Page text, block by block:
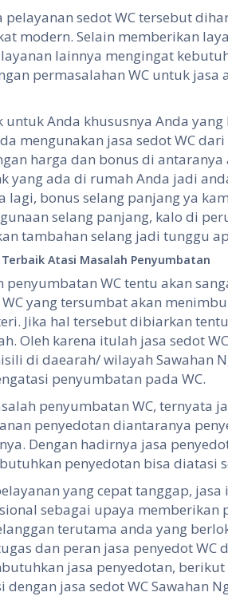
pelayanan sedot WC tersebut
modern. Selain memberikan
lainnya mengingat
permasalahan WC untuk jasa
untuk Anda khususnya Anda
mengunakan jasa sedot WC
harga dan bonus di
yang ada di rumah Anda jadi
lagi, bonus selang panjang ya
selang panjang, kalo di
tambahan selang jadi tunggu
Terbaik Atasi Masalah Penyumbatan
WC tentu akan
yang tersumbat akan
Jika hal tersebut dibiarkan
Oleh karena itulah jasa sedot
di daearah/ wilayah Sawahan
penyumbatan pada WC.
penyumbatan WC, ternyata
penyedotan diantaranya
Dengan hadirnya jasa
penyedotan bisa diatasi
yang cepat tanggap,
sebagai upaya memberikan
terutama anda yang
dan peran jasa penyedot WC
jasa penyedotan,
jasa sedot WC Sawahan